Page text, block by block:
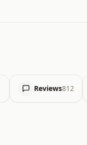
Reviews812